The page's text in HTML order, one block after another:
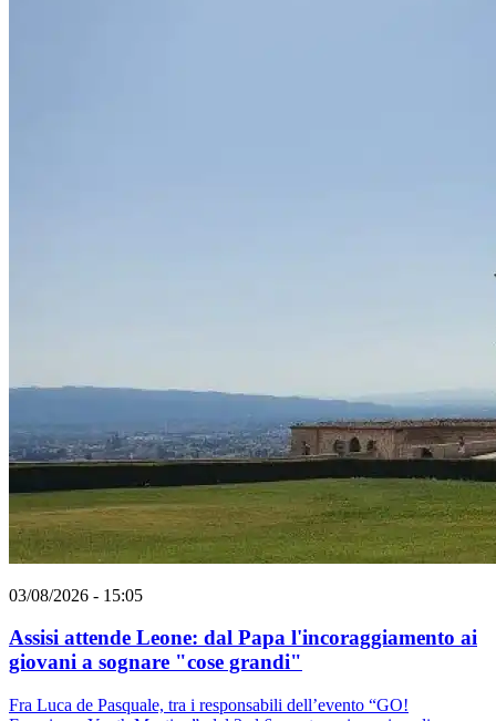
03/08/2026 - 15:05
Assisi attende Leone: dal Papa l'incoraggiamento ai
giovani a sognare "cose grandi"
Fra Luca de Pasquale, tra i responsabili dell’evento “GO!